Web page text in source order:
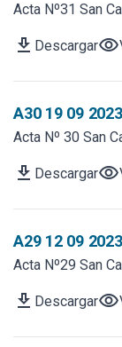
Acta Nº31 San
download Descargarvisibility
A30 19 09
Acta Nº 30 San
download Descargarvisibility
A29 12 09
Acta Nº29 San
download Descargarvisibility